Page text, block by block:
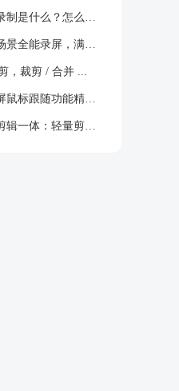
2026录屏指南：窗口录制是什么？怎么使...
网课、会议、游戏全场景全能录屏，满足所有...
，裁剪 / 合并 ...
告别录屏没重点，录屏鼠标跟随功能精准聚焦...
无需切换工具！录屏剪辑一体：轻量剪辑+字...